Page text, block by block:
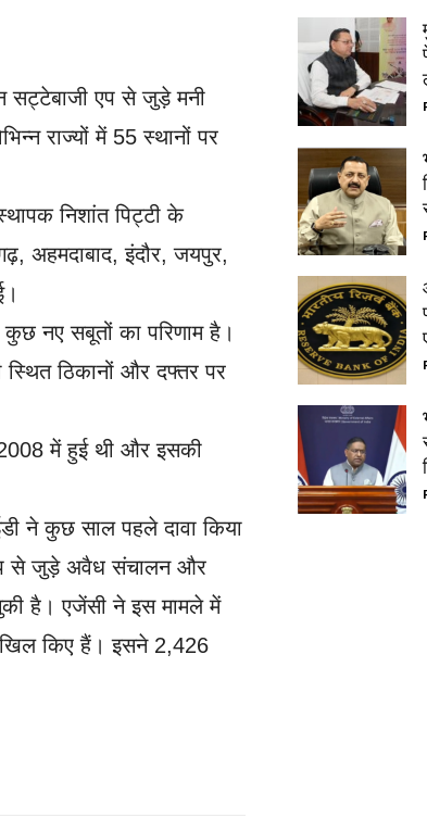
सट्टेबाजी एप से जुड़े मनी
राज्यों में 55 स्थानों पर
निशांत पिट्टी के
अहमदाबाद, इंदौर, जयपुर,
कुछ नए सबूतों का परिणाम है।
स्थित ठिकानों और दफ्तर पर
में हुई थी और इसकी
ने कुछ साल पहले दावा किया
से जुड़े अवैध संचालन और
है। एजेंसी ने इस मामले में
किए हैं। इसने 2,426